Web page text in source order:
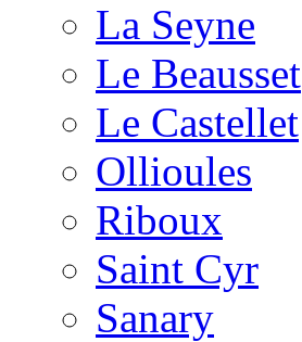
La Seyne
Le Beausset
Le Castellet
Ollioules
Riboux
Saint Cyr
Sanary